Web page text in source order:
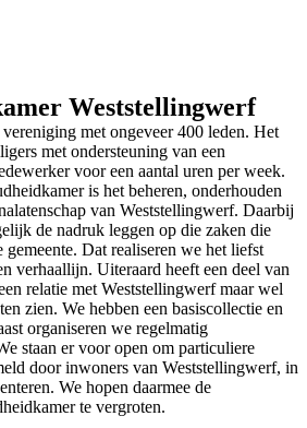
Weststellingwerf
met ongeveer 400 leden. Het
met ondersteuning van een
voor een aantal uren per week.
is het beheren, onderhouden
van Weststellingwerf. Daarbij
de nadruk leggen op die zaken die
gemeente. Dat realiseren we het liefst
verhaallijn. Uiteraard heeft een deel van
relatie met Weststellingwerf maar wel
zien. We hebben een basiscollectie en
organiseren we regelmatig
staan er voor open om particuliere
door inwoners van Weststellingwerf, in
We hopen daarmee de
te vergroten.